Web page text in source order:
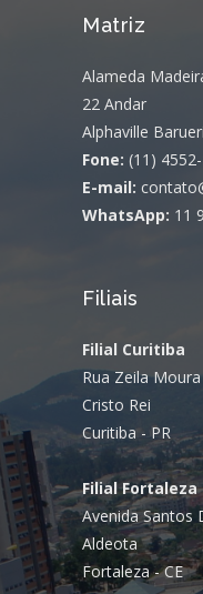
Matriz
Alameda
22 Andar
Alphaville
Fone: (11)
E-mail:
WhatsApp: 11
Filiais
Filial Curitiba
Rua Zeila
Cristo Rei
Curitiba - PR
Filial Fortaleza
Avenida Santos
Aldeota
Fortaleza - CE